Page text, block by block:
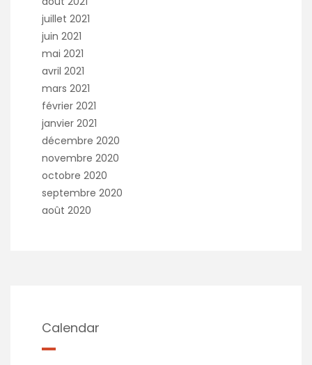
juillet 2021
juin 2021
mai 2021
avril 2021
mars 2021
février 2021
janvier 2021
décembre 2020
novembre 2020
octobre 2020
septembre 2020
août 2020
Calendar